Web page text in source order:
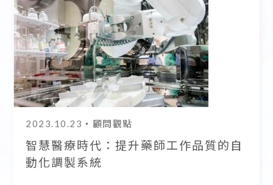
2023.10.23 ・顧問觀點
智慧醫療時代：提升藥師工作品質的自
動化調製系統